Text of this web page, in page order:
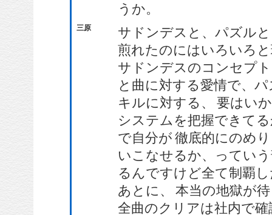
うか。
三原
サドンデスと、パズル
煎れたのにはいろいろ
サドンデスのコンセプ
と曲に対する愛情で、
キルに対する、 要はい
システムを把握できて
で自分が 徹底的にのめ
いこなせるか、ってい
るんですけど全て制覇
あとに、 本当の地獄が
全曲のクリアは社内で